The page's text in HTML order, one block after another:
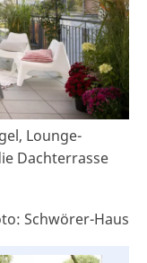
Lounge-
Dachterrasse
Schwörer-Haus